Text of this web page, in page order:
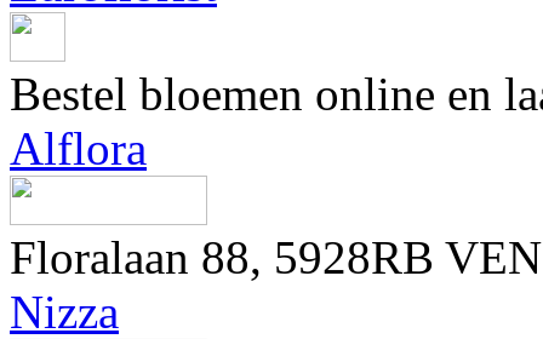
Bestel bloemen online en
Alflora
Floralaan 88, 5928RB
Nizza